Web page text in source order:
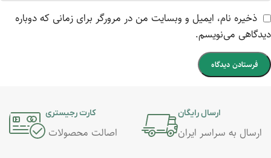
ذخیره نام، ایمیل و وبسایت من در مرورگر برای زمانی که دوباره
دیدگاهی می‌نویسم.
ارسال رایگان
ارسال به سراسر ایران
کارت رجیستری
اصالت محصولات